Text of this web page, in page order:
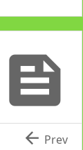

 Prev